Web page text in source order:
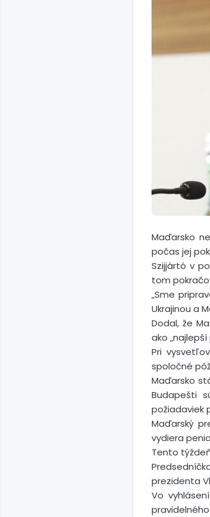
Maďarsko
počas jej
Szijjártó v
tom
„Sme
Ukrajinou a
Dodal, že
ako
Pri
spoločné
Maďarsko
Budapešti
požiadaviek
Maďarský
vydiera
Tento
prezidenta
Vo